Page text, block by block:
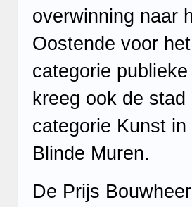
overwinning naar
Oostende voor
categorie
kreeg ook de
categorie Kunst
Blinde Muren.
De Prijs